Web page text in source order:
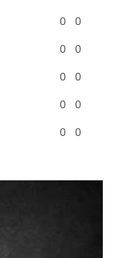
0 0
0 0
0 0
0 0
0 0